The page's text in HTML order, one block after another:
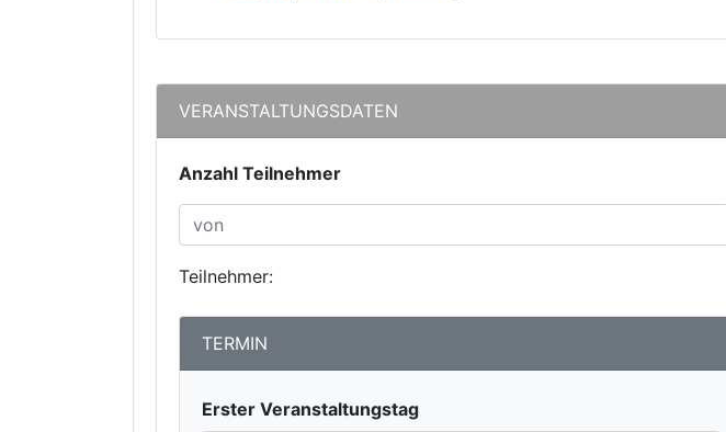
VERANSTALTUNGSDATEN
Anzahl Teilnehmer
Teilnehmer:
TERMIN
Erster Veranstaltungstag